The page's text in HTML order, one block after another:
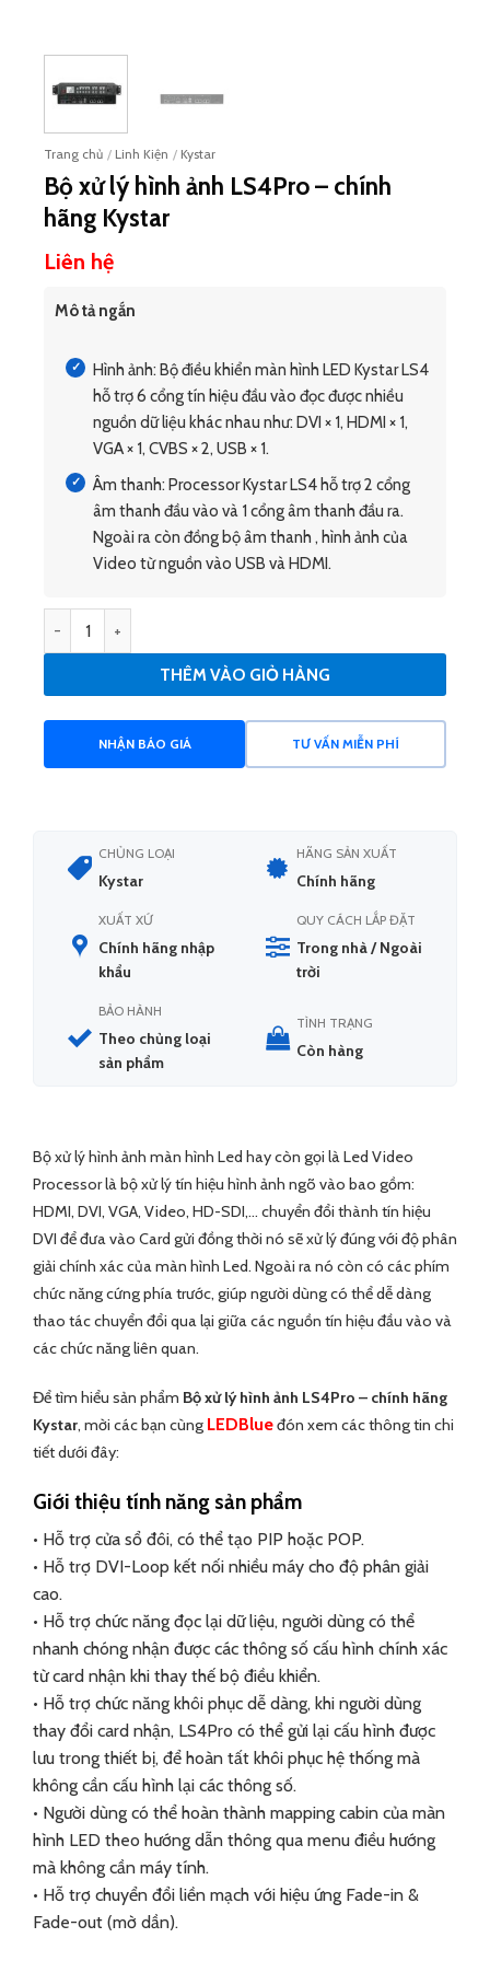
Trang chủ / Linh Kiện / Kystar
Bộ xử lý hình ảnh LS4Pro – chính
hãng Kystar
Liên hệ
Mô tả ngắn
Hình ảnh: Bộ điều khiển màn hình LED Kystar LS4
hỗ trợ 6 cổng tín hiệu đầu vào đọc được nhiều
nguồn dữ liệu khác nhau như: DVI × 1, HDMI × 1,
VGA × 1, CVBS × 2, USB × 1.
Âm thanh: Processor Kystar LS4 hỗ trợ 2 cổng
âm thanh đầu vào và 1 cổng âm thanh đầu ra.
Ngoài ra còn đồng bộ âm thanh , hình ảnh của
Video từ nguồn vào USB và HDMI.
THÊM VÀO GIỎ HÀNG
NHẬN BÁO GIÁ TƯ VẤN MIỄN PHÍ
CHỦNG LOẠI
Kystar
HÃNG SẢN XUẤT
Chính hãng
XUẤT XỨ
Chính hãng nhập
khẩu
QUY CÁCH LẮP ĐẶT
Trong nhà / Ngoài
trời
BẢO HÀNH
Theo chủng loại
sản phẩm
TÌNH TRẠNG
Còn hàng
Bộ xử lý hình ảnh màn hình Led hay còn gọi là Led Video
Processor là bộ xử lý tín hiệu hình ảnh ngõ vào bao gồm:
HDMI, DVI, VGA, Video, HD-SDI,… chuyển đổi thành tín hiệu
DVI để đưa vào Card gửi đồng thời nó sẽ xử lý đúng với độ phân
giải chính xác của màn hình Led. Ngoài ra nó còn có các phím
chức năng cứng phía trước, giúp người dùng có thể dễ dàng
thao tác chuyển đổi qua lại giữa các nguồn tín hiệu đầu vào và
các chức năng liên quan.
Để tìm hiểu sản phẩm Bộ xử lý hình ảnh LS4Pro – chính hãng
Kystar, mời các bạn cùng LEDBlueđón xem các thông tin chi
tiết dưới đây:
Giới thiệu tính năng sản phẩm
• Hỗ trợ cửa sổ đôi, có thể tạo PIP hoặc POP.
• Hỗ trợ DVI-Loop kết nối nhiều máy cho độ phân giải
cao.
• Hỗ trợ chức năng đọc lại dữ liệu, người dùng có thể
nhanh chóng nhận được các thông số cấu hình chính xác
từ card nhận khi thay thế bộ điều khiển.
• Hỗ trợ chức năng khôi phục dễ dàng, khi người dùng
thay đổi card nhận, LS4Pro có thể gửi lại cấu hình được
lưu trong thiết bị, để hoàn tất khôi phục hệ thống mà
không cần cấu hình lại các thông số.
• Người dùng có thể hoàn thành mapping cabin của màn
hình LED theo hướng dẫn thông qua menu điều hướng
mà không cần máy tính.
• Hỗ trợ chuyển đổi liền mạch với hiệu ứng Fade-in &
Fade-out (mờ dần).